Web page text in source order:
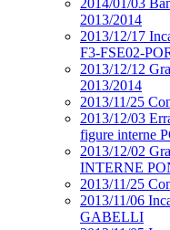
2014/01/03
2013/2014
2013/12/17
F3-FSE02-
2013/12/12
2013/2014
2013/11/25
2013/12/03
figure interne
2013/12/02
INTERNE
2013/11/25
2013/11/06
GABELLI